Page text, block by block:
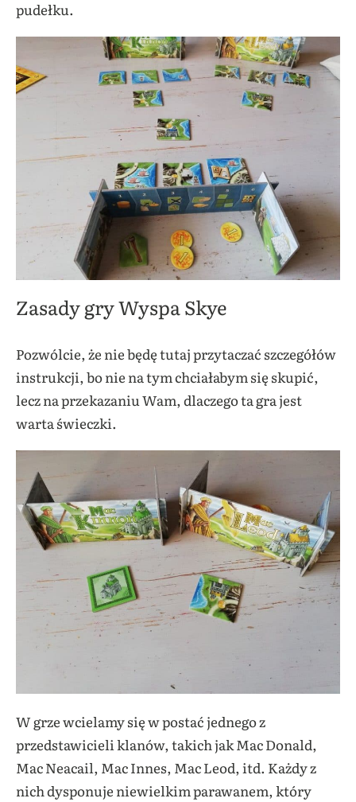
pudełku.
Zasady gry Wyspa Skye
Pozwólcie, że nie będę tutaj przytaczać szczegółów
instrukcji, bo nie na tym chciałabym się skupić,
lecz na przekazaniu Wam, dlaczego ta gra jest
warta świeczki.
W grze wcielamy się w postać jednego z
przedstawicieli klanów, takich jak Mac Donald,
Mac Neacail, Mac Innes, Mac Leod, itd. Każdy z
nich dysponuje niewielkim parawanem, który